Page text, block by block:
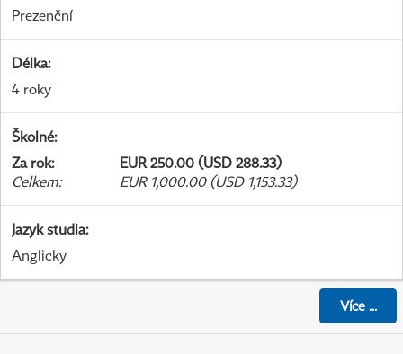
Prezenční
Délka:
4 roky
Školné:
Za rok:
EUR 250.00 (USD 288.33)
Celkem: EUR 1,000.00 (USD 1,153.33)
Jazyk studia:
Anglicky
Více...